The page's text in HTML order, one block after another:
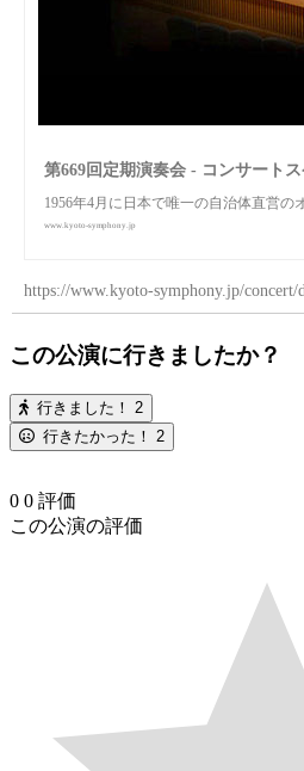
第669回定期演奏会 - コンサート
1956年4月に日本で唯一の自治体直営
www.kyoto-symphony.jp
https://www.kyoto-symphony.jp/
この公演に行きましたか？
行きました！ 2
行きたかった！ 2
0 0 評価
この公演の評価